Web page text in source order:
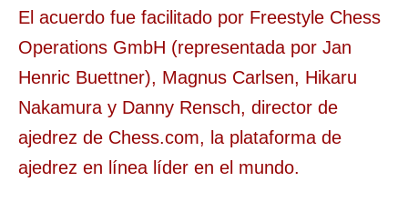
El acuerdo fue facilitado por Freestyle Chess
Operations GmbH (representada por Jan
Henric Buettner), Magnus Carlsen, Hikaru
Nakamura y Danny Rensch, director de
ajedrez de Chess.com, la plataforma de
ajedrez en línea líder en el mundo.